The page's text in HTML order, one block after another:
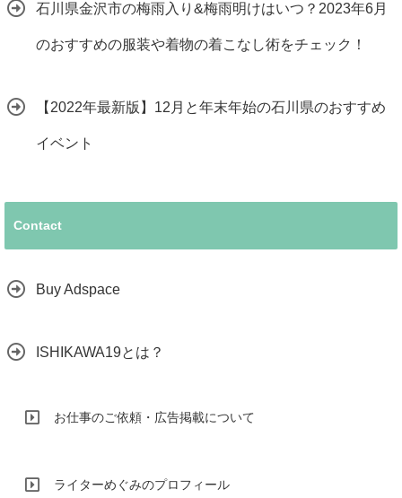
石川県金沢市の梅雨入り&梅雨明けはいつ？2023年6月
のおすすめの服装や着物の着こなし術をチェック！
【2022年最新版】12月と年末年始の石川県のおすすめ
イベント
Contact
Buy Adspace
ISHIKAWA19とは？
お仕事のご依頼・広告掲載について
ライターめぐみのプロフィール